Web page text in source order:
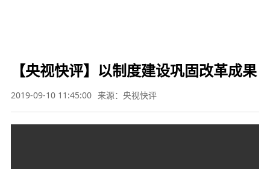
【央视快评】以制度建设巩固改革成果
2019-09-10 11:45:00 来源：央视快评